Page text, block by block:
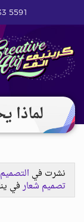
5591
CreativeAlif
لماذا
نشرت في
تصميم شعارفي يناير